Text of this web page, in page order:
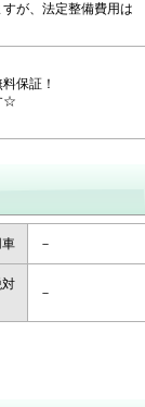
が、法定整備費用は
保証！
☆
－
対
－